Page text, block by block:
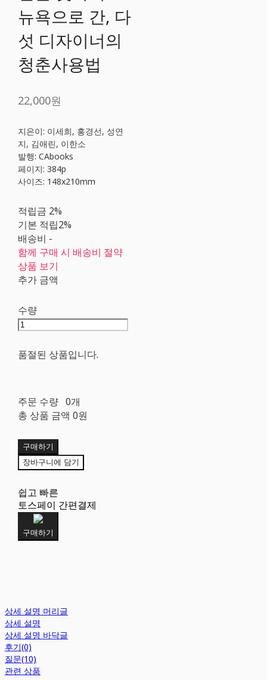
뉴욕으로 간, 다
섯 디자이너의
청춘사용법
22,000원
지은이: 이세희, 홍경선, 성연
지, 김애린, 이한소
발행: CAbooks
페이지: 384p
사이즈: 148x210mm
적립금 2%
기본 적립2%
배송비 -
함께 구매 시 배송비 절약
상품 보기
추가 금액
수량
품절된 상품입니다.
주문 수량 0개
총 상품 금액 0원
구매하기
장바구니에 담기
쉽고 빠른
토스페이 간편결제
구매하기
상세 설명 머리글
상세 설명
상세 설명 바닥글
후기(0)
질문(10)
관련 상품